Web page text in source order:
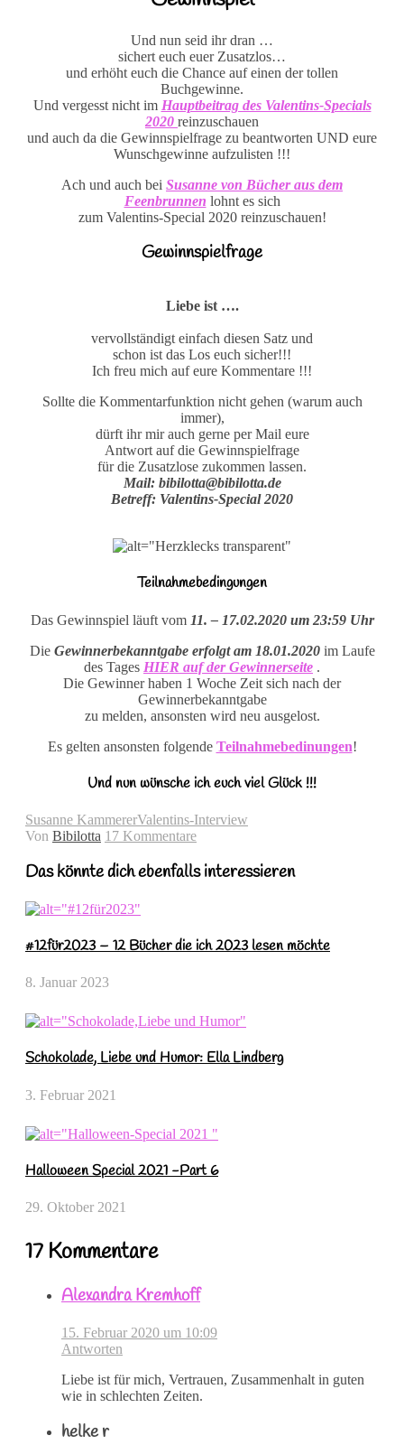
Und nun seid ihr dran …
sichert euch euer Zusatzlos…
und erhöht euch die Chance auf einen der tollen
Buchgewinne.
Und vergesst nicht im Hauptbeitrag des Valentins-Specials
2020 reinzuschauen
und auch da die Gewinnspielfrage zu beantworten UND eure
Wunschgewinne aufzulisten !!!
Ach und auch bei Susanne von Bücher aus dem
Feenbrunnen lohnt es sich
zum Valentins-Special 2020 reinzuschauen!
Gewinnspielfrage
Liebe ist ….
vervollständigt einfach diesen Satz und
schon ist das Los euch sicher!!!
Ich freu mich auf eure Kommentare !!!
Sollte die Kommentarfunktion nicht gehen (warum auch
immer),
dürft ihr mir auch gerne per Mail eure
Antwort auf die Gewinnspielfrage
für die Zusatzlose zukommen lassen.
Mail: bibilotta@bibilotta.de
Betreff: Valentins-Special 2020
Teilnahmebedingungen
Das Gewinnspiel läuft vom 11. – 17.02.2020 um 23:59 Uhr
Die Gewinnerbekanntgabe erfolgt am 18.01.2020im Laufe
des Tages HIER auf der Gewinnerseite .
Die Gewinner haben 1 Woche Zeit sich nach der
Gewinnerbekanntgabe
zu melden, ansonsten wird neu ausgelost.
Es gelten ansonsten folgende Teilnahmebedinungen!
Und nun wünsche ich euch viel Glück !!!
Susanne KammererValentins-Interview
Von Bibilotta 17 Kommentare
Das könnte dich ebenfalls interessieren
#12für2023 – 12 Bücher die ich 2023 lesen möchte
8. Januar 2023
Schokolade, Liebe und Humor: Ella Lindberg
3. Februar 2021
Halloween Special 2021 -Part 6
29. Oktober 2021
17 Kommentare
Alexandra Kremhoff
15. Februar 2020 um 10:09
Antworten
Liebe ist für mich, Vertrauen, Zusammenhalt in guten
wie in schlechten Zeiten.
helke r